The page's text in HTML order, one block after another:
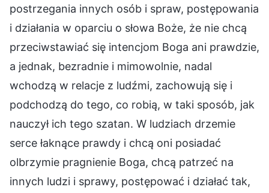
postrzegania innych osób i spraw, postępowania
i działania w oparciu o słowa Boże, że nie chcą
przeciwstawiać się intencjom Boga ani prawdzie,
a jednak, bezradnie i mimowolnie, nadal
wchodzą w relacje z ludźmi, zachowują się i
podchodzą do tego, co robią, w taki sposób, jak
nauczył ich tego szatan. W ludziach drzemie
serce łaknące prawdy i chcą oni posiadać
olbrzymie pragnienie Boga, chcą patrzeć na
innych ludzi i sprawy, postępować i działać tak,